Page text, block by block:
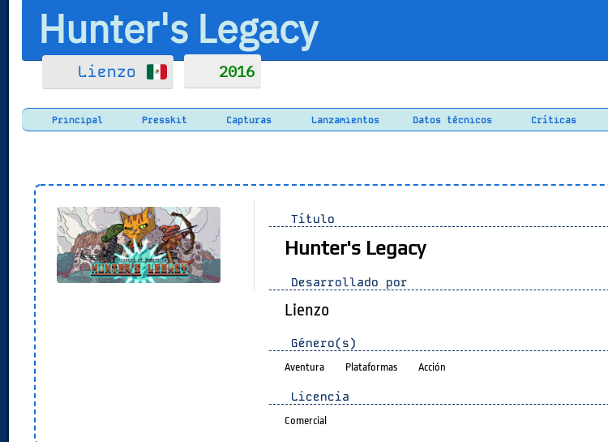
Hunter's Legacy
Lienzo 2016
Principal Presskit Capturas Lanzamientos Datos técnicos Críticas
Título
Hunter's Legacy
Desarrollado por
Lienzo
Género(s)
Aventura Plataformas Acción
Licencia
Comercial